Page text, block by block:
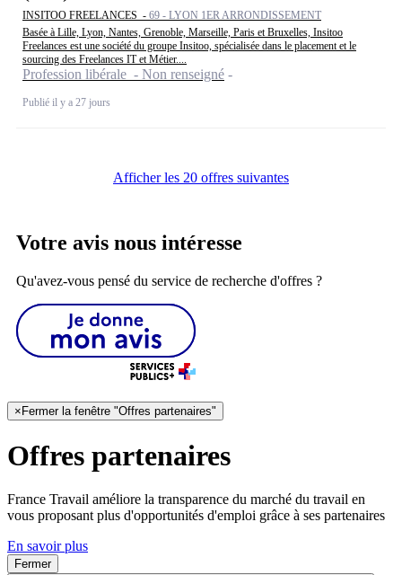
INSITOO FREELANCES - 69 - LYON 1ER ARRONDISSEMENT
Basée à Lille, Lyon, Nantes, Grenoble, Marseille, Paris et Bruxelles, Insitoo
Freelances est une société du groupe Insitoo, spécialisée dans le placement et le
sourcing des Freelances IT et Métier....
Profession libérale - Non renseigné
Publié il y a 27 jours
Afficher les 20 offres suivantes
Votre avis nous intéresse
Qu'avez-vous pensé du service de recherche d'offres ?
×Fermer la fenêtre "Offres partenaires"
Offres partenaires
France Travail améliore la transparence du marché du travail en
vous proposant plus d'opportunités d'emploi grâce à ses partenaires
En savoir plus
Fermer